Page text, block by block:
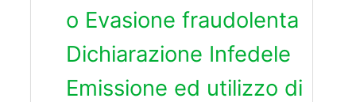
o Evasione fraudolenta
Dichiarazione Infedele
Emissione ed utilizzo di